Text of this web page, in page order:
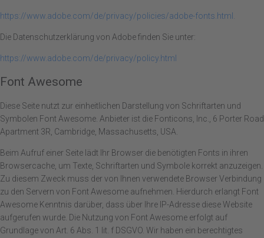
https://www.adobe.com/de/privacy/policies/adobe-fonts.html.
Die Datenschutzerklärung von Adobe finden Sie unter:
https://www.adobe.com/de/privacy/policy.html
Font Awesome
Diese Seite nutzt zur einheitlichen Darstellung von Schriftarten und
Symbolen Font Awesome. Anbieter ist die Fonticons, Inc., 6 Porter Road
Apartment 3R, Cambridge, Massachusetts, USA.
Beim Aufruf einer Seite lädt Ihr Browser die benötigten Fonts in ihren
Browsercache, um Texte, Schriftarten und Symbole korrekt anzuzeigen.
Zu diesem Zweck muss der von Ihnen verwendete Browser Verbindung
zu den Servern von Font Awesome aufnehmen. Hierdurch erlangt Font
Awesome Kenntnis darüber, dass über Ihre IP-Adresse diese Website
aufgerufen wurde. Die Nutzung von Font Awesome erfolgt auf
Grundlage von Art. 6 Abs. 1 lit. f DSGVO. Wir haben ein berechtigtes